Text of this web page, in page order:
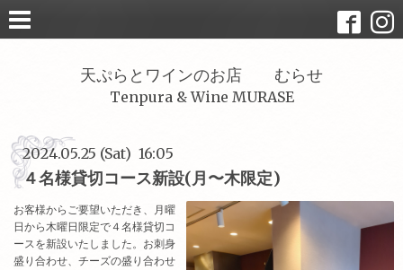
天ぷらとワインのお店 むらせ
Tenpura & Wine MURASE
2024.05.25 (Sat) 16:05
４名様貸切コース新設(月〜木限定)
お客様からご要望いただき、月曜
日から木曜日限定で４名様貸切コ
ースを新設いたしました。お刺身
盛り合わせ、チーズの盛り合わせ